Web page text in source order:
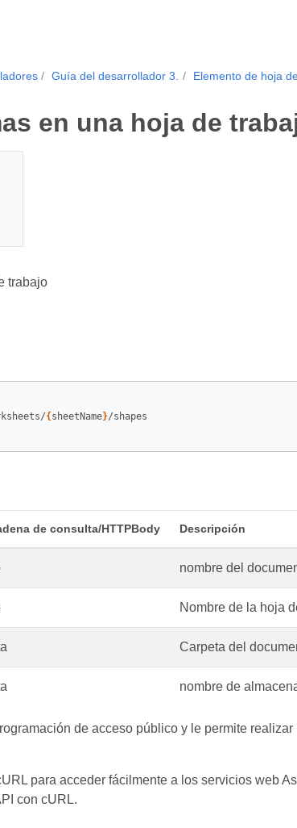
Guía del desarrollador 3. Elemento de hoja
en una hoja de
trabajo
{ sheetName}/shapes
de consulta/HTTPBody Descripción
nombre del
Nombre de la hoja
Carpeta del
nombre de
de acceso público y le permite
para acceder fácilmente a los servicios web
con cURL.